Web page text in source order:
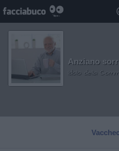
Anziano
Idolo della